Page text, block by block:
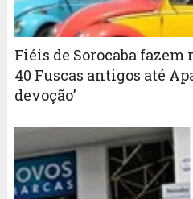
Fiéis de Sorocaba
40 Fuscas antigos até
devoção’